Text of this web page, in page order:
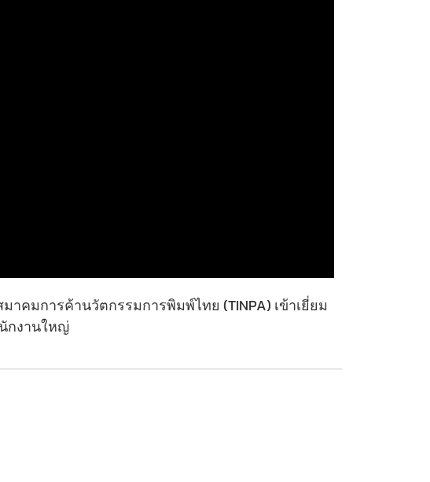
คมการค้านวัตกรรมการพิมพ์ไทย (TINPA) เข้าเยี่ยม
กงานใหญ่